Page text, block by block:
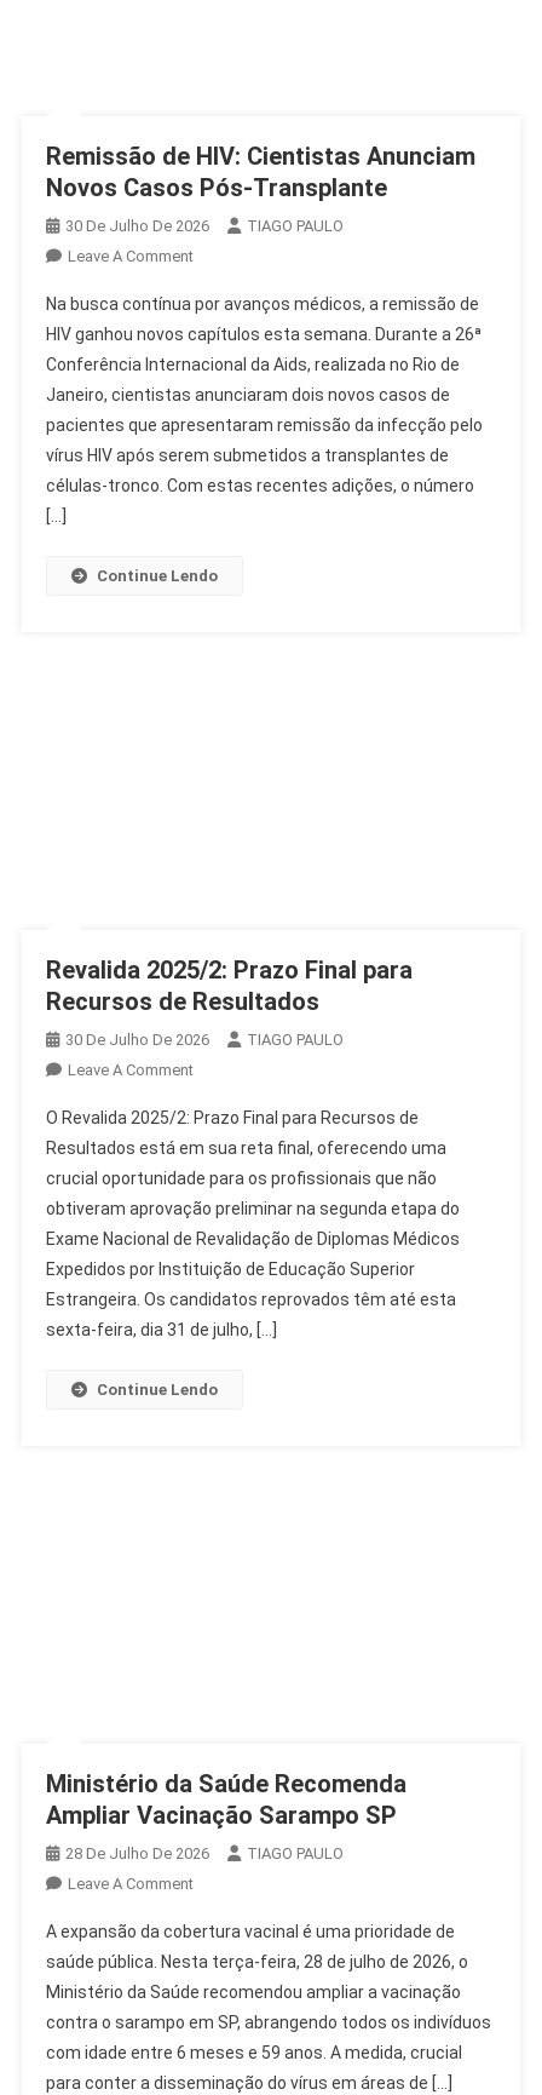
Remissão de HIV: Cientistas Anunciam
Novos Casos Pós-Transplante
30 De Julho De 2026
TIAGO PAULO
Leave A CommentOn
De
HIV:
Cientistas
Anunciam
Novos
Casos
Na busca contínua por avanços médicos, a remissão de
HIV ganhou novos capítulos esta semana. Durante a 26ª
Conferência Internacional da Aids, realizada no Rio de
Janeiro, cientistas anunciaram dois novos casos de
pacientes que apresentaram remissão da infecção pelo
vírus HIV após serem submetidos a transplantes de
células-tronco. Com estas recentes adições, o número
[…]
Continue Lendo
Revalida 2025/2: Prazo Final para
Recursos de Resultados
30 De Julho De 2026
TIAGO PAULO
Leave A CommentOn
2025/2:
Prazo
Final
Para
Recursos
De
Resultados
O Revalida 2025/2: Prazo Final para Recursos de
Resultados está em sua reta final, oferecendo uma
crucial oportunidade para os profissionais que não
obtiveram aprovação preliminar na segunda etapa do
Exame Nacional de Revalidação de Diplomas Médicos
Expedidos por Instituição de Educação Superior
Estrangeira. Os candidatos reprovados têm até esta
sexta-feira, dia 31 de julho, […]
Continue Lendo
Ministério da Saúde Recomenda
Ampliar Vacinação Sarampo SP
28 De Julho De 2026
TIAGO PAULO
Leave A CommentOn
Da
Saúde
Recomenda
Ampliar
Vacinação
Sarampo
A expansão da cobertura vacinal é uma prioridade de
saúde pública. Nesta terça-feira, 28 de julho de 2026, o
Ministério da Saúde recomendou ampliar a vacinação
contra o sarampo em SP, abrangendo todos os indivíduos
com idade entre 6 meses e 59 anos. A medida, crucial
para conter a disseminação do vírus em áreas de […]